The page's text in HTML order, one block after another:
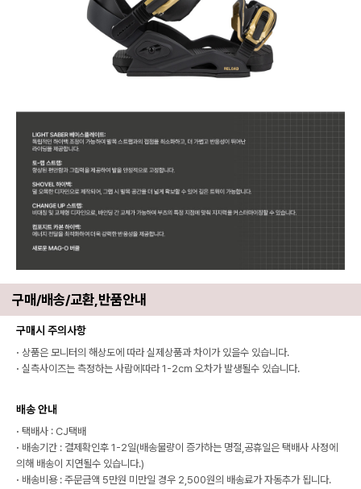
구매/배송/교환,반품안내
구매시 주의사항
· 상품은 모니터의 해상도에 따라 실제상품과 차이가 있을수 있습니다.
· 실측사이즈는 측정하는 사람에따라 1-2cm 오차가 발생될수 있습니다.
배송 안내
· 택배사 : CJ택배
· 배송기간 : 결제확인후 1-2일(배송물량이 증가하는 명절,공휴일은 택배사 사정에
의해 배송이 지연될수 있습니다.)
· 배송비용 : 주문금액 5만원 미만일 경우 2,500원의 배송료가 자동추가 됩니다.